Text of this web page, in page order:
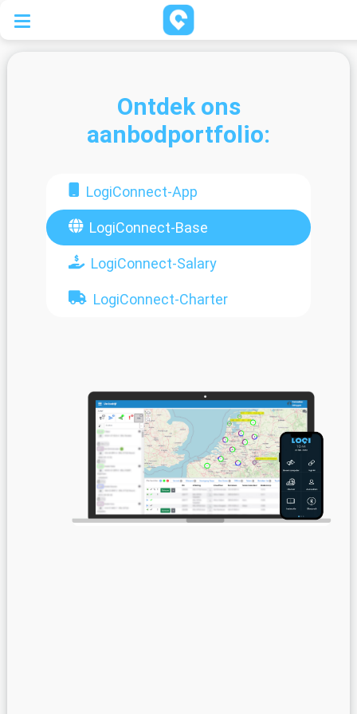
Ontdek ons
aanbodportfolio:
LogiConnect-App
LogiConnect-Base
LogiConnect-Salary
LogiConnect-Charter